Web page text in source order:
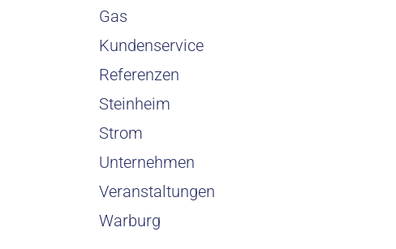
Gas
Kundenservice
Referenzen
Steinheim
Strom
Unternehmen
Veranstaltungen
Warburg